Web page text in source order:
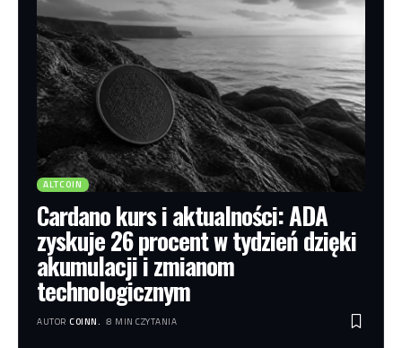
ALTCOIN
Cardano kurs i aktualności: ADA
zyskuje 26 procent w tydzień dzięki
akumulacji i zmianom
technologicznym
AUTOR COINN. 8 MIN CZYTANIA